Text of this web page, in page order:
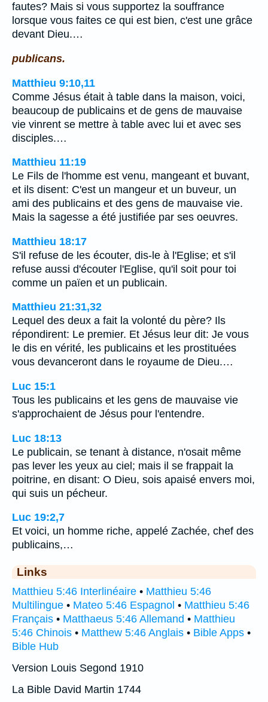
fautes? Mais si vous supportez la souffrance
lorsque vous faites ce qui est bien, c'est une grâce
devant Dieu.…
publicans.
Matthieu 9:10,11
Comme Jésus était à table dans la maison, voici,
beaucoup de publicains et de gens de mauvaise
vie vinrent se mettre à table avec lui et avec ses
disciples.…
Matthieu 11:19
Le Fils de l'homme est venu, mangeant et buvant,
et ils disent: C'est un mangeur et un buveur, un
ami des publicains et des gens de mauvaise vie.
Mais la sagesse a été justifiée par ses oeuvres.
Matthieu 18:17
S'il refuse de les écouter, dis-le à l'Eglise; et s'il
refuse aussi d'écouter l'Eglise, qu'il soit pour toi
comme un païen et un publicain.
Matthieu 21:31,32
Lequel des deux a fait la volonté du père? Ils
répondirent: Le premier. Et Jésus leur dit: Je vous
le dis en vérité, les publicains et les prostituées
vous devanceront dans le royaume de Dieu.…
Luc 15:1
Tous les publicains et les gens de mauvaise vie
s'approchaient de Jésus pour l'entendre.
Luc 18:13
Le publicain, se tenant à distance, n'osait même
pas lever les yeux au ciel; mais il se frappait la
poitrine, en disant: O Dieu, sois apaisé envers moi,
qui suis un pécheur.
Luc 19:2,7
Et voici, un homme riche, appelé Zachée, chef des
publicains,…
Links
Matthieu 5:46 Interlinéaire • Matthieu 5:46
Multilingue • Mateo 5:46 Espagnol • Matthieu 5:46
Français • Matthaeus 5:46 Allemand • Matthieu
5:46 Chinois • Matthew 5:46 Anglais • Bible Apps •
Bible Hub
Version Louis Segond 1910
La Bible David Martin 1744